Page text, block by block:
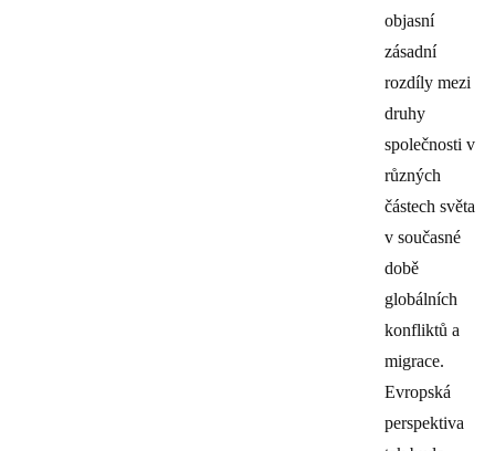
objasní
zásadní
rozdíly mezi
druhy
společnosti v
různých
částech světa
v současné
době
globálních
konfliktů a
migrace.
Evropská
perspektiva